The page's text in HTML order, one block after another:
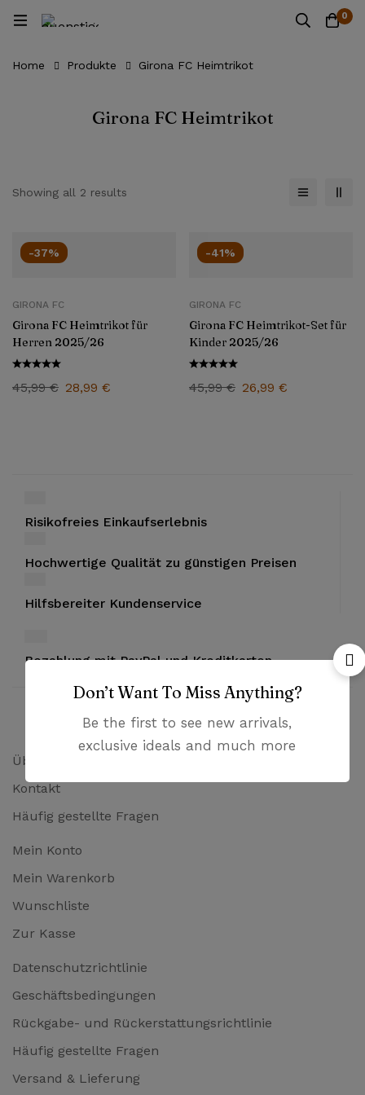
0
Home Produkte Girona FC Heimtrikot
Girona FC Heimtrikot
Showing all 2 results
-37%
GIRONA FC
Girona FC Heimtrikot für
Herren 2025/26
45,99€ 28,99 €
-41%
GIRONA FC
Girona FC Heimtrikot-Set für
Kinder 2025/26
45,99€ 26,99 €
Risikofreies Einkaufserlebnis
Hochwertige Qualität zu günstigen Preisen
Hilfsbereiter Kundenservice
Bezahlung mit PayPal und Kreditkarten
Über uns
Kontakt
Häufig gestellte Fragen
Mein Konto
Mein Warenkorb
Wunschliste
Zur Kasse
Datenschutzrichtlinie
Geschäftsbedingungen
Rückgabe- und Rückerstattungsrichtlinie
Häufig gestellte Fragen
Versand & Lieferung
Don’t Want To Miss Anything?
Be the first to see new arrivals,
exclusive ideals and much more